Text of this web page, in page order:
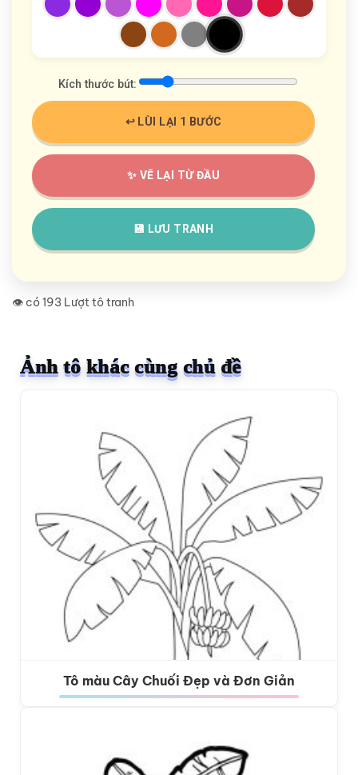
Kích thước bút:
↩️ LÙI LẠI 1 BƯỚC
✨ VẼ LẠI TỪ ĐẦU
💾 LƯU TRANH
👁️ có 193 Lượt tô tranh
Ảnh tô khác cùng chủ đề
Tô màu Cây Chuối Đẹp và Đơn Giản